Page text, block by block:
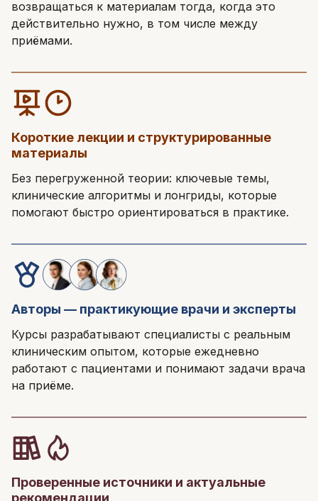
минимум 10 символов
возвращаться к материалам тогда, когда это
действительно нужно, в том числе между
приёмами.
Короткие лекции и структурированные
материалы
Без перегруженной теории: ключевые темы,
клинические алгоритмы и лонгриды, которые
помогают быстро ориентироваться в практике.
Авторы — практикующие врачи и эксперты
Курсы разрабатывают специалисты с реальным
клиническим опытом, которые ежедневно
работают с пациентами и понимают задачи врача
на приёме.
Проверенные источники и актуальные
рекомендации